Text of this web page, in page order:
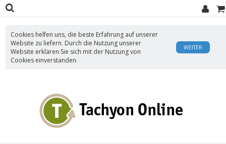
Cookies helfen uns, die beste Erfahrung auf unserer
Website zu liefern. Durch die Nutzung unserer
Website erklären Sie sich mit der Nutzung von
Cookies einverstanden.
WEITER